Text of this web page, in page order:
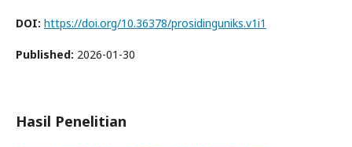
DOI: https://doi.org/10.36378/prosidinguniks.v1i1
Published: 2026-01-30
Hasil Penelitian